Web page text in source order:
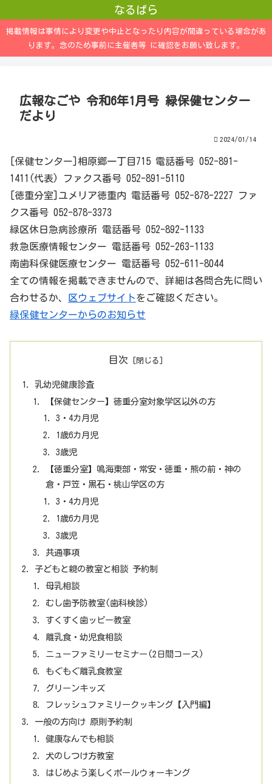
なるぱら
掲載情報は事情により変更や中止となったり内容が間違っている場合があ
ります。念のため事前に主催者等 に確認をお願い致します。
広報なごや 令和6年1月号 緑保健センター
だより
2024/01/14
[保健センター]相原郷一丁目715 電話番号 052-891-
1411(代表) ファクス番号 052-891-5110
[徳重分室]ユメリア徳重内 電話番号 052-878-2227 ファ
クス番号 052-878-3373
緑区休日急病診療所 電話番号 052-892-1133
救急医療情報センター 電話番号 052-263-1133
南歯科保健医療センター 電話番号 052-611-8044
全ての情報を掲載できませんので、詳細は各問合先に問い
合わせるか、 区ウェブサイトをご確認ください。
緑保健センターからのお知らせ
目次
乳幼児健康診査
【保健センター】徳重分室対象学区以外の方
3・4カ月児
1歳6カ月児
3歳児
【徳重分室】鳴海東部・常安・徳重・熊の前・神の
倉・戸笠・黒石・桃山学区の方
3・4カ月児
1歳6カ月児
3歳児
共通事項
子どもと親の教室と相談 予約制
母乳相談
むし歯予防教室(歯科検診)
すくすく歯ッピー教室
離乳食・幼児食相談
ニューファミリーセミナー(2日間コース)
もぐもぐ離乳食教室
グリーンキッズ
フレッシュファミリークッキング【入門編】
一般の方向け 原則予約制
健康なんでも相談
犬のしつけ方教室
はじめよう楽しくポールウォーキング